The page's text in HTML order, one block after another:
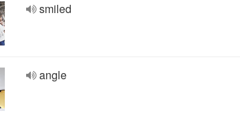
smiled
angle